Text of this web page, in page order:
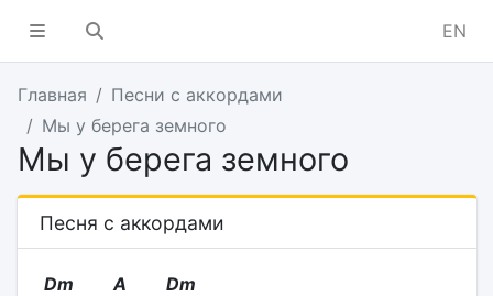
EN
Главная
Песни с аккордами
Мы у берега земного
Мы у берега земного
Песня с аккордами
Dm A Dm